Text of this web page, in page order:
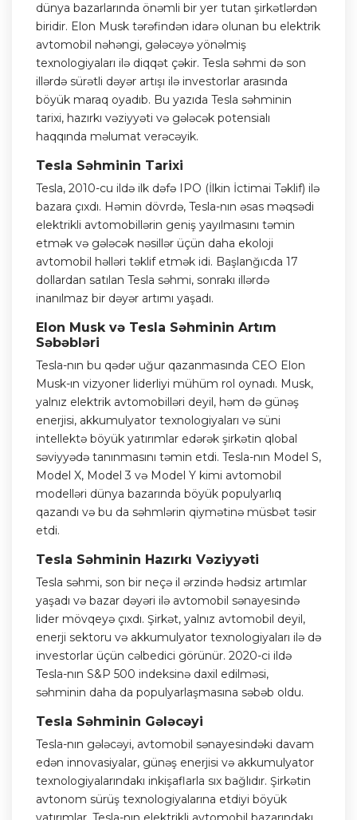
dünya bazarlarında önəmli bir yer tutan şirkətlərdən
biridir. Elon Musk tərəfindən idarə olunan bu elektrik
avtomobil nəhəngi, gələcəyə yönəlmiş
texnologiyaları ilə diqqət çəkir. Tesla səhmi də son
illərdə sürətli dəyər artışı ilə investorlar arasında
böyük maraq oyadıb. Bu yazıda Tesla səhminin
tarixi, hazırkı vəziyyəti və gələcək potensialı
haqqında məlumat verəcəyik.
Tesla Səhminin Tarixi
Tesla, 2010-cu ildə ilk dəfə IPO (İlkin İctimai Təklif) ilə
bazara çıxdı. Həmin dövrdə, Tesla-nın əsas məqsədi
elektrikli avtomobillərin geniş yayılmasını təmin
etmək və gələcək nəsillər üçün daha ekoloji
avtomobil həlləri təklif etmək idi. Başlanğıcda 17
dollardan satılan Tesla səhmi, sonrakı illərdə
inanılmaz bir dəyər artımı yaşadı.
Elon Musk və Tesla Səhminin Artım
Səbəbləri
Tesla-nın bu qədər uğur qazanmasında CEO Elon
Musk-ın vizyoner liderliyi mühüm rol oynadı. Musk,
yalnız elektrik avtomobilləri deyil, həm də günəş
enerjisi, akkumulyator texnologiyaları və süni
intellektə böyük yatırımlar edərək şirkətin qlobal
səviyyədə tanınmasını təmin etdi. Tesla-nın Model S,
Model X, Model 3 və Model Y kimi avtomobil
modelləri dünya bazarında böyük populyarlıq
qazandı və bu da səhmlərin qiymətinə müsbət təsir
etdi.
Tesla Səhminin Hazırkı Vəziyyəti
Tesla səhmi, son bir neçə il ərzində hədsiz artımlar
yaşadı və bazar dəyəri ilə avtomobil sənayesində
lider mövqeyə çıxdı. Şirkət, yalnız avtomobil deyil,
enerji sektoru və akkumulyator texnologiyaları ilə də
investorlar üçün cəlbedici görünür. 2020-ci ildə
Tesla-nın S&P 500 indeksinə daxil edilməsi,
səhminin daha da populyarlaşmasına səbəb oldu.
Tesla Səhminin Gələcəyi
Tesla-nın gələcəyi, avtomobil sənayesindəki davam
edən innovasiyalar, günəş enerjisi və akkumulyator
texnologiyalarındakı inkişaflarla sıx bağlıdır. Şirkətin
avtonom sürüş texnologiyalarına etdiyi böyük